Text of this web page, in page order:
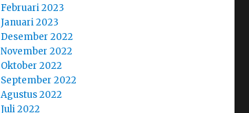
Februari 2023
Januari 2023
Desember 2022
November 2022
Oktober 2022
September 2022
Agustus 2022
Juli 2022